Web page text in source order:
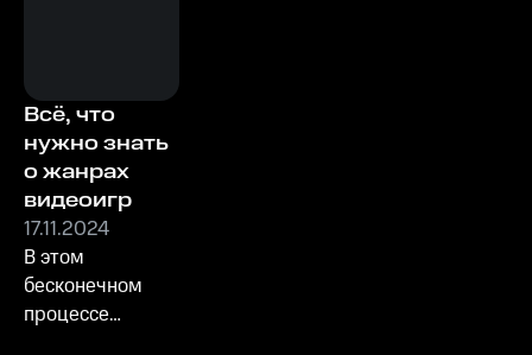
Всё, что
нужно знать
о жанрах
видеоигр
17.11.2024
В этом
бесконечном
процессе